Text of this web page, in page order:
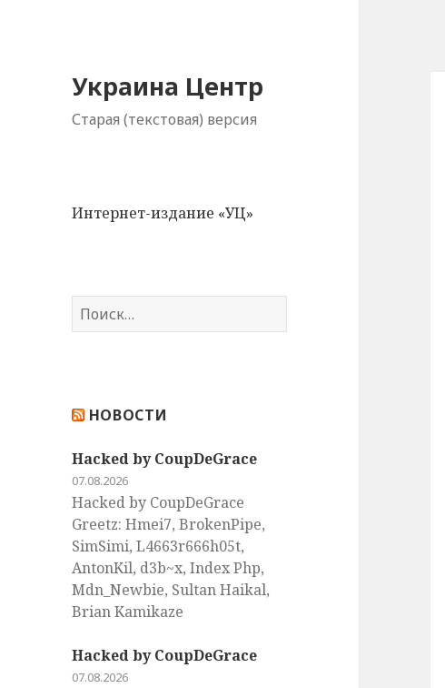
Украина Центр
Старая (текстовая) версия
Интернет-издание «УЦ»
Н
а
:
НОВОСТИ
Hacked by CoupDeGrace
07.08.2026
Hacked by CoupDeGrace
Greetz: Hmei7, BrokenPipe,
SimSimi, L4663r666h05t,
AntonKil, d3b~x, Index Php,
Mdn_Newbie, Sultan Haikal,
Brian Kamikaze
Hacked by CoupDeGrace
07.08.2026